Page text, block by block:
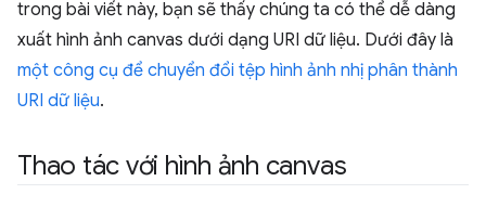
trong bài viết này, bạn sẽ thấy chúng ta có thể dễ dàng
xuất hình ảnh canvas dưới dạng URI dữ liệu. Dưới đây là
một công cụ để chuyển đổi tệp hình ảnh nhị phân thành
URI dữ liệu.
Thao tác với hình ảnh canvas